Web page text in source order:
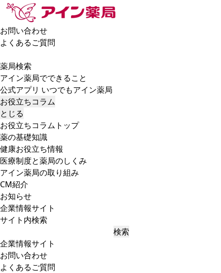
お問い合わせ
よくあるご質問
薬局検索
アイン薬局でできること
公式アプリ いつでもアイン薬局
お役立ちコラム
とじる
お役立ちコラムトップ
薬の基礎知識
健康お役立ち情報
医療制度と薬局のしくみ
アイン薬局の取り組み
CM紹介
お知らせ
企業情報サイト
サイト内検索
検索
企業情報サイト
お問い合わせ
よくあるご質問